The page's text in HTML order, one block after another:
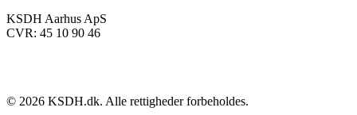
KSDH Aarhus ApS
CVR: 45 10 90 46
© 2026 KSDH.dk. Alle rettigheder forbeholdes.